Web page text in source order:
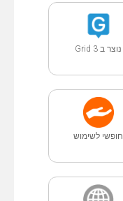
נוצר ב Grid 3
חופשי לשימוש